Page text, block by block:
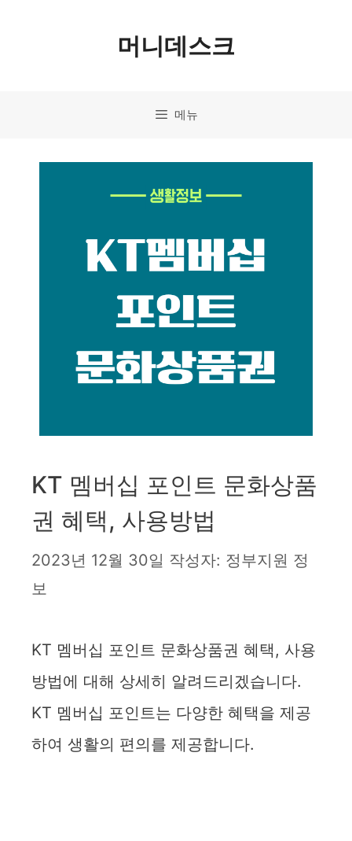
머니데스크
메뉴
KT 멤버십 포인트 문화상품
권 혜택, 사용방법
2023년 12월 30일 작성자: 정부지원 정
보
KT 멤버십 포인트 문화상품권 혜택, 사용
방법에 대해 상세히 알려드리겠습니다.
KT 멤버십 포인트는 다양한 혜택을 제공
하여 생활의 편의를 제공합니다.